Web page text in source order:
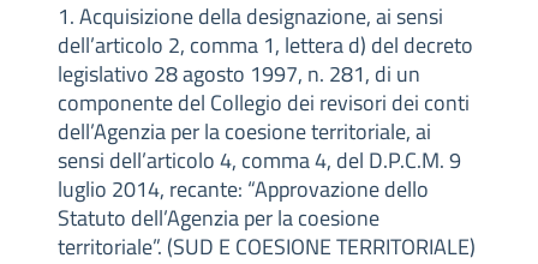
1. Acquisizione della designazione, ai sensi
dell’articolo 2, comma 1, lettera d) del decreto
legislativo 28 agosto 1997, n. 281, di un
componente del Collegio dei revisori dei conti
dell’Agenzia per la coesione territoriale, ai
sensi dell’articolo 4, comma 4, del D.P.C.M. 9
luglio 2014, recante: “Approvazione dello
Statuto dell’Agenzia per la coesione
territoriale”. (SUD E COESIONE TERRITORIALE)